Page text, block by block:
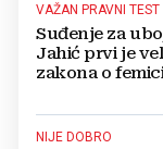
VAŽAN PRAVNI TEST
Suđenje za
Jahić prvi je
zakona o
NIJE DOBRO